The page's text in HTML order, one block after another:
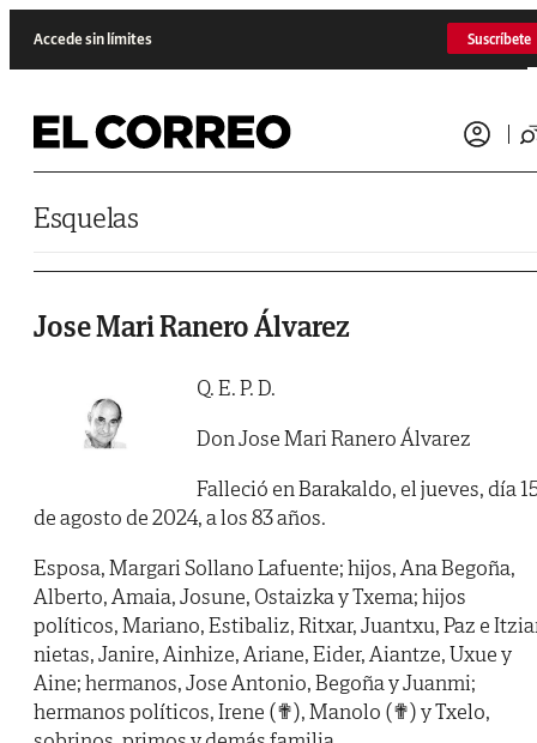
Accede sin límites Suscríbete
Esquelas
Jose Mari Ranero Álvarez
Q. E. P. D.
Don Jose Mari Ranero Álvarez
Falleció en Barakaldo, el jueves, día
de agosto de 2024, a los 83 años.
Esposa, Margari Sollano Lafuente; hijos, Ana Begoña,
Alberto, Amaia, Josune, Ostaizka y Txema; hijos
políticos, Mariano, Estibaliz, Ritxar, Juantxu, Paz e
nietas, Janire, Ainhize, Ariane, Eider, Aiantze, Uxue y
Aine; hermanos, Jose Antonio, Begoña y Juanmi;
hermanos políticos, Irene (✟), Manolo (✟) y Txelo,